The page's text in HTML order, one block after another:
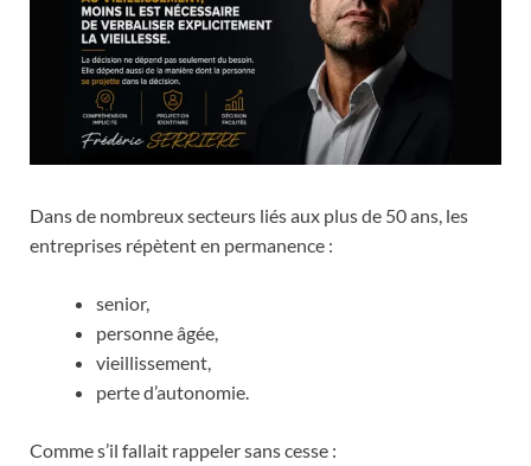
Dans de nombreux secteurs liés aux plus de 50 ans, les
entreprises répètent en permanence :
senior,
personne âgée,
vieillissement,
perte d’autonomie.
Comme s’il fallait rappeler sans cesse :